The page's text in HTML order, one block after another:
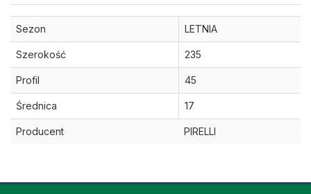
Sezon LETNIA
Szerokość 235
Profil 45
Średnica 17
Producent PIRELLI